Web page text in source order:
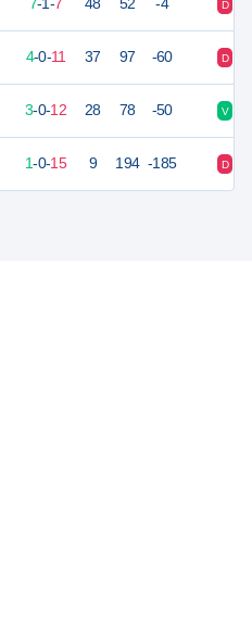
7-1-7 48 52 -4 D
4-0-11 37 97 -60 D
3-0-12 28 78 -50 V
1-0-15 9 194 -185 D